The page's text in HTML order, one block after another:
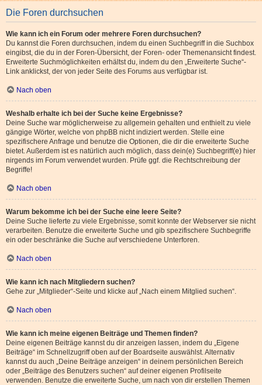
Die Foren durchsuchen
Wie kann ich ein Forum oder mehrere Foren durchsuchen?
Du kannst die Foren durchsuchen, indem du einen Suchbegriff in die Suchbox
eingibst, die du in der Foren-Übersicht, der Foren- oder Themenansicht findest.
Erweiterte Suchmöglichkeiten erhältst du, indem du den „Erweiterte Suche“-
Link anklickst, der von jeder Seite des Forums aus verfügbar ist.
Nach oben
Weshalb erhalte ich bei der Suche keine Ergebnisse?
Deine Suche war möglicherweise zu allgemein gehalten und enthielt zu viele
gängige Wörter, welche von phpBB nicht indiziert werden. Stelle eine
spezifischere Anfrage und benutze die Optionen, die dir die erweiterte Suche
bietet. Außerdem ist es natürlich auch möglich, dass dein(e) Suchbegriff(e) hier
nirgends im Forum verwendet wurden. Prüfe ggf. die Rechtschreibung der
Begriffe!
Nach oben
Warum bekomme ich bei der Suche eine leere Seite?
Deine Suche lieferte zu viele Ergebnisse, somit konnte der Webserver sie nicht
verarbeiten. Benutze die erweiterte Suche und gib spezifischere Suchbegriffe
ein oder beschränke die Suche auf verschiedene Unterforen.
Nach oben
Wie kann ich nach Mitgliedern suchen?
Gehe zur „Mitglieder“-Seite und klicke auf „Nach einem Mitglied suchen“.
Nach oben
Wie kann ich meine eigenen Beiträge und Themen finden?
Deine eigenen Beiträge kannst du dir anzeigen lassen, indem du „Eigene
Beiträge“ im Schnellzugriff oben auf der Boardseite auswählst. Alternativ
kannst du auch „Deine Beiträge anzeigen“ in deinem persönlichen Bereich
oder „Beiträge des Benutzers suchen“ auf deiner eigenen Profilseite
verwenden. Benutze die erweiterte Suche, um nach von dir erstellen Themen